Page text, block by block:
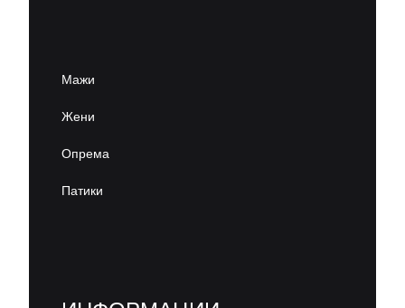
Мажи
Жени
Опрема
Патики